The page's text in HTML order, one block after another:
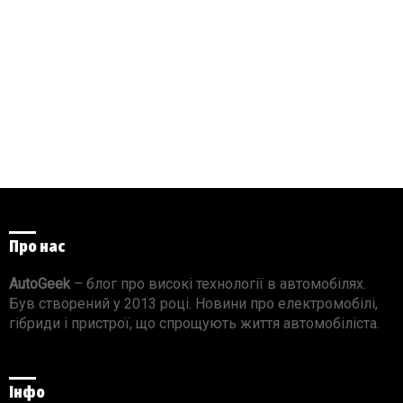
Про нас
AutoGeek– блог про високі технології в автомобілях.
Був створений у 2013 році. Новини про електромобілі,
гібриди і пристрої, що спрощують життя автомобіліста.
Інфо